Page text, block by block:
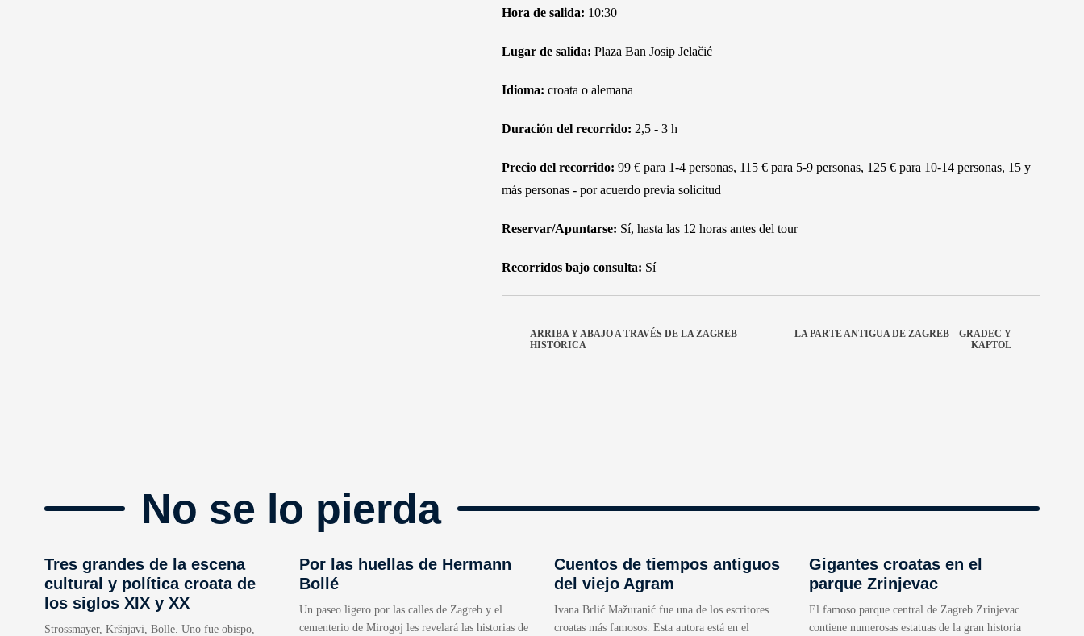
Hora de salida: 10:30
Lugar de salida: Plaza Ban Josip Jelačić
Idioma: croata o alemana
Duración del recorrido: 2,5 - 3 h
Precio del recorrido: 99 € para 1-4 personas, 115 € para 5-9 personas, 125 € para 10-14 personas, 15 y
más personas - por acuerdo previa solicitud
Reservar/Apuntarse: Sí, hasta las 12 horas antes del tour
Recorridos bajo consulta: Sí
ARRIBA Y ABAJO A TRAVÉS DE LA ZAGREB
HISTÓRICA
LA PARTE ANTIGUA DE ZAGREB – GRADEC Y
KAPTOL
No se lo pierda
Tres grandes de la escena
cultural y política croata de
los siglos XIX y XX
Strossmayer, Kršnjavi, Bolle. Uno fue obispo,
Por las huellas de Hermann
Bollé
Un paseo ligero por las calles de Zagreb y el
cementerio de Mirogoj les revelará las historias de
Cuentos de tiempos antiguos
del viejo Agram
Ivana Brlić Mažuranić fue una de los escritores
croatas más famosos. Esta autora está en el
Gigantes croatas en el
parque Zrinjevac
El famoso parque central de Zagreb Zrinjevac
contiene numerosas estatuas de la gran historia